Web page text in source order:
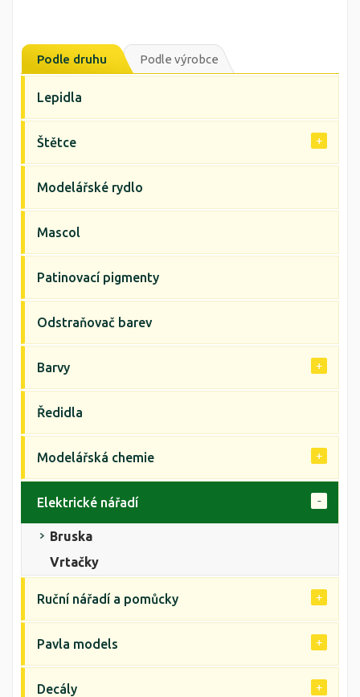
Podle druhu Podle výrobce
Lepidla
Štětce
Modelářské rydlo
Mascol
Patinovací pigmenty
Odstraňovač barev
Barvy
Ředidla
Modelářská chemie
Elektrické nářadí
Bruska
Vrtačky
Ruční nářadí a pomůcky
Pavla models
Decály